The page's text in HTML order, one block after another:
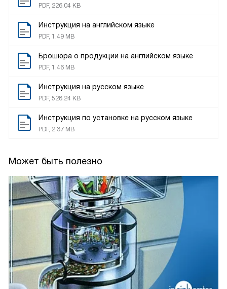
PDF, 226.04 KB
Инструкция на английском языке
PDF, 1.49 MB
Брошюра о продукции на английском языке
PDF, 1.46 MB
Инструкция на русском языке
PDF, 528.24 KB
Инструкция по установке на русском языке
PDF, 2.37 MB
Может быть полезно